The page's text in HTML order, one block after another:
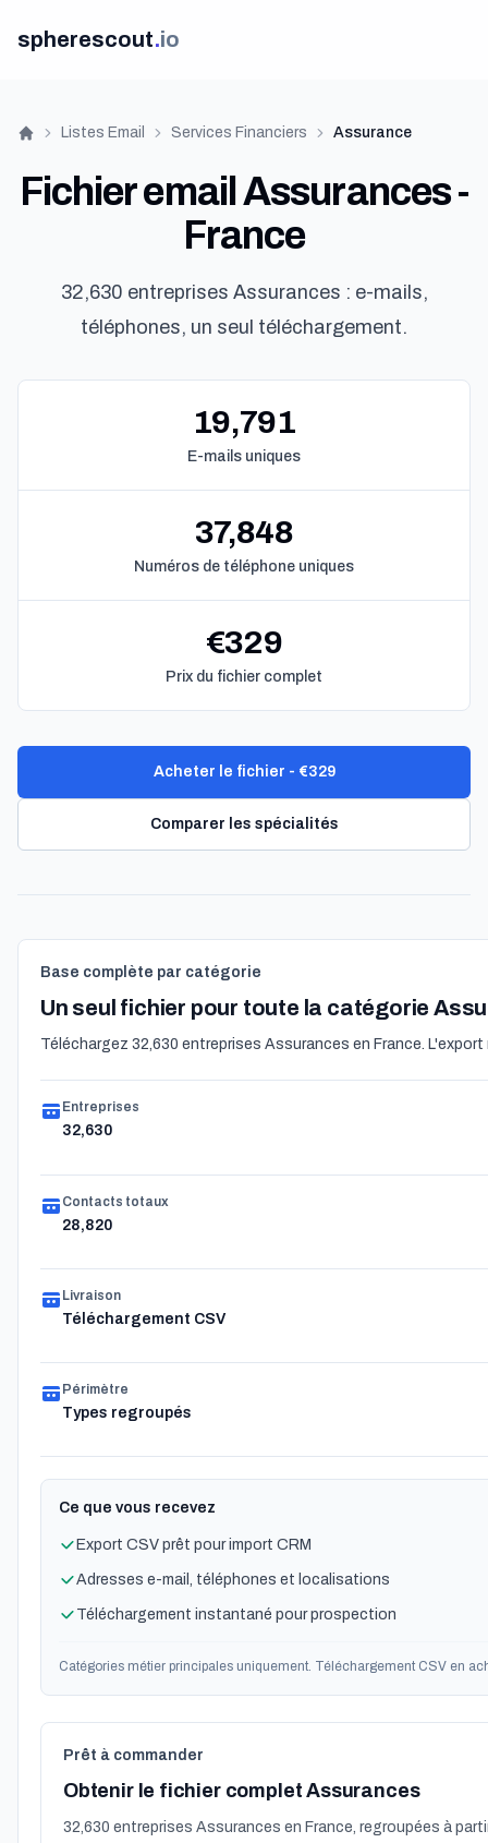
spherescout.io
Accueil
Listes Email Services Financiers Assurance
Fichier email Assurances -
France
32,630 entreprises Assurances : e-mails,
téléphones, un seul téléchargement.
19,791
E-mails uniques
37,848
Numéros de téléphone uniques
€329
Prix du fichier complet
Acheter le fichier - €329
Comparer les spécialités
Base complète par catégorie
Un seul fichier pour toute la catégorie
Téléchargez 32,630 entreprises Assurances en France.
Entreprises
32,630
Contacts totaux
28,820
Livraison
Téléchargement CSV
Périmètre
Types regroupés
Ce que vous recevez
Export CSV prêt pour import CRM
Adresses e-mail, téléphones et localisations
Téléchargement instantané pour prospection
Catégories métier principales uniquement. Téléchargement CSV en
Prêt à commander
Obtenir le fichier complet Assurances
32,630 entreprises Assurances en France, regroupées à